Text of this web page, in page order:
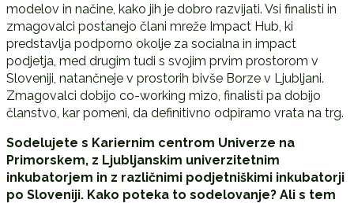
modelov in načine, kako jih je dobro razvijati. Vsi finalisti in
zmagovalci postanejo člani mreže Impact Hub, ki
predstavlja podporno okolje za socialna in impact
podjetja, med drugim tudi s svojim prvim prostorom v
Sloveniji, natančneje v prostorih bivše Borze v Ljubljani.
Zmagovalci dobijo co-working mizo, finalisti pa dobijo
članstvo, kar pomeni, da definitivno odpiramo vrata na trg.
Sodelujete s Kariernim centrom Univerze na
Primorskem, z Ljubljanskim univerzitetnim
inkubatorjem in z različnimi podjetniškimi inkubatorji
po Sloveniji. Kako poteka to sodelovanje? Ali s tem